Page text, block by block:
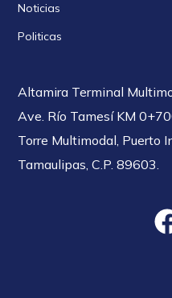
Noticias
Politicas
Altamira Terminal
Ave. Río Tamesí KM
Torre Multimodal, Puerto
Tamaulipas, C.P. 89603.